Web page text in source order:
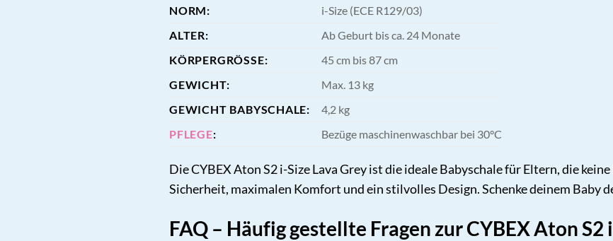
NORM:
i-Size (ECE R129/03)
ALTER:
Ab Geburt bis ca. 24 Monate
KÖRPERGRÖSSE:
45 cm bis 87 cm
GEWICHT:
Max. 13 kg
GEWICHT BABYSCHALE:
4,2 kg
PFLEGE: Bezüge maschinenwaschbar bei 30°C
Die CYBEX Aton S2 i-Size Lava Grey ist die ideale Babyschale für Eltern, die
Sicherheit, maximalen Komfort und ein stilvolles Design. Schenke deinem Baby
FAQ – Häufig gestellte Fragen zur CYBEX Aton S2